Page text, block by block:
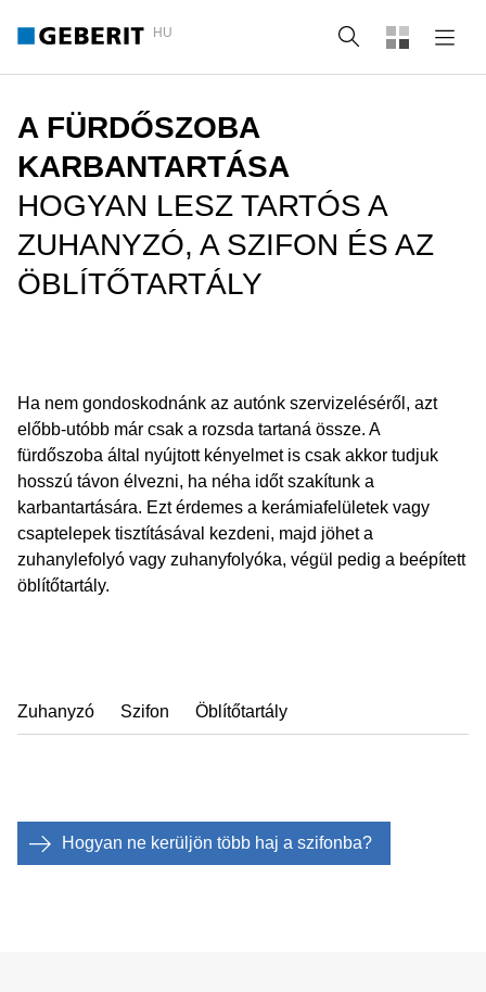
HU Keresés
A FÜRDŐSZOBA
KARBANTARTÁSA
HOGYAN LESZ TARTÓS A
ZUHANYZÓ, A SZIFON ÉS AZ
ÖBLÍTŐTARTÁLY
Ha nem gondoskodnánk az autónk szervizeléséről, azt
előbb-utóbb már csak a rozsda tartaná össze. A
fürdőszoba által nyújtott kényelmet is csak akkor tudjuk
hosszú távon élvezni, ha néha időt szakítunk a
karbantartására. Ezt érdemes a kerámiafelületek vagy
csaptelepek tisztításával kezdeni, majd jöhet a
zuhanylefolyó vagy zuhanyfolyóka, végül pedig a beépített
öblítőtartály.
Zuhanyzó Szifon Öblítőtartály
Hogyan ne kerüljön több haj a szifonba?